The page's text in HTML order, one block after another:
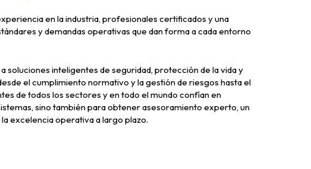
en la industria, profesionales certificados y una
y demandas operativas que dan forma a cada entorno
soluciones inteligentes de seguridad, protección de la vida y
el cumplimiento normativo y la gestión de riesgos hasta el
de todos los sectores y en todo el mundo confían en
sino también para obtener asesoramiento experto, un
excelencia operativa a largo plazo.